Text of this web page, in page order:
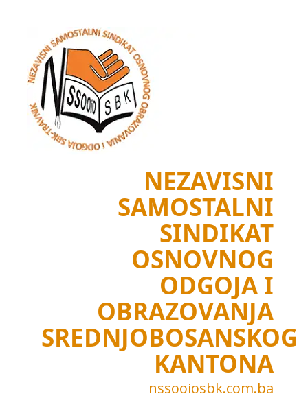
content
NEZAVISNI
SAMOSTALNI
SINDIKAT
OSNOVNOG
ODGOJA I
OBRAZOVANJA
SREDNJOBOSANSKOG
KANTONA
nssooiosbk.com.ba